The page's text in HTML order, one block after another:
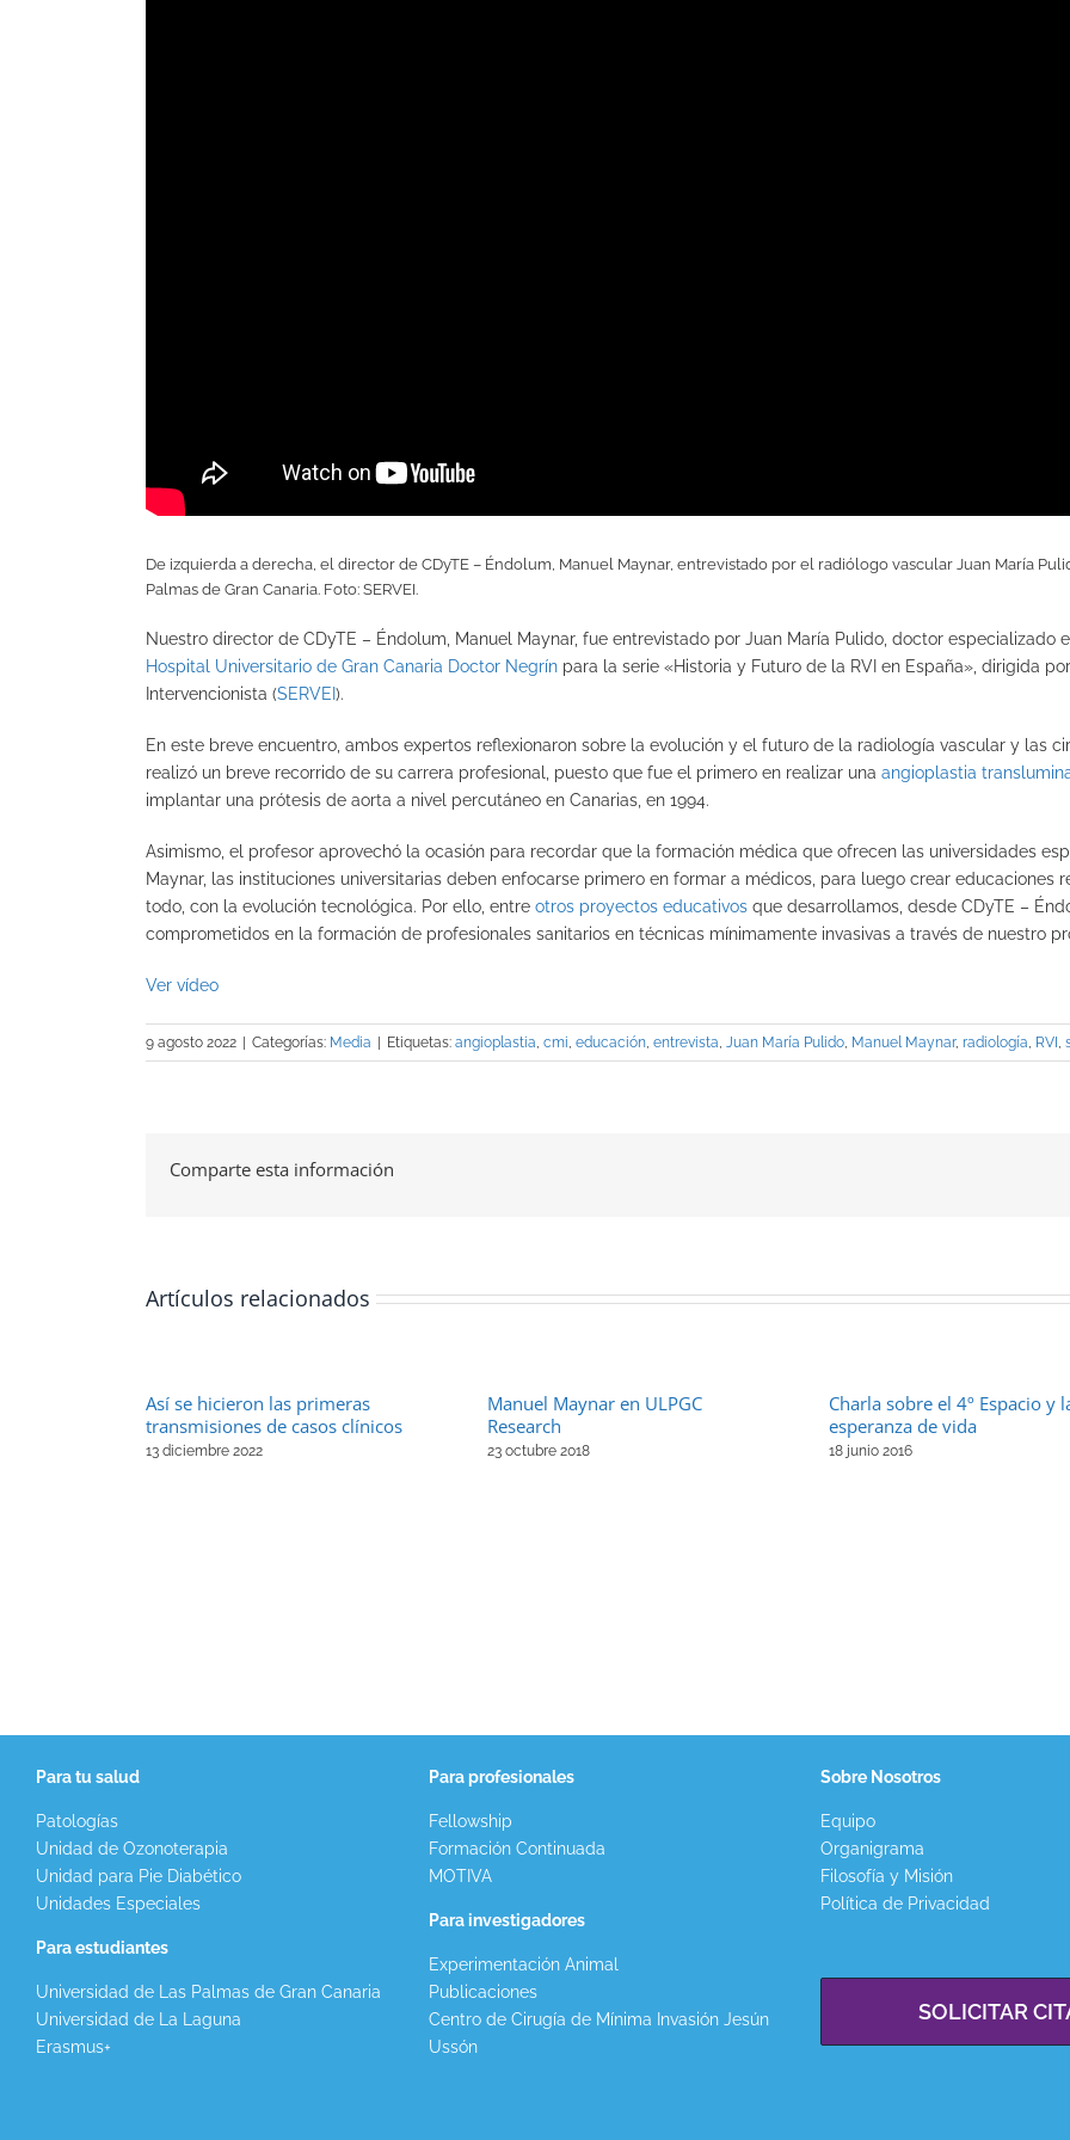
De izquierda a derecha, el director de CDyTE – Éndolum, Manuel Maynar, entrevistado por el radiólogo vascular Juan María
Palmas de Gran Canaria. Foto: SERVEI.
Nuestro director de CDyTE – Éndolum, Manuel Maynar, fue entrevistado por Juan María Pulido, doctor especializado
Hospital Universitario de Gran Canaria Doctor Negrín para la serie «Historia y Futuro de la RVI en España», dirigida
Intervencionista (SERVEI ).
En este breve encuentro, ambos expertos reflexionaron sobre la evolución y el futuro de la radiología vascular y las
realizó un breve recorrido de su carrera profesional, puesto que fue el primero en realizar una angioplastia
implantar una prótesis de aorta a nivel percutáneo en Canarias, en 1994.
Asimismo, el profesor aprovechó la ocasión para recordar que la formación médica que ofrecen las universidades
Maynar, las instituciones universitarias deben enfocarse primero en formar a médicos, para luego crear educaciones
todo, con la evolución tecnológica. Por ello, entre otros proyectos educativos que desarrollamos, desde CDyTE –
comprometidos en la formación de profesionales sanitarios en técnicas mínimamente invasivas a través de nuestro
Ver vídeo
9 agosto 2022 | Categorías: Media | Etiquetas: angioplastia cmi educación entrevista Juan María Pulido Manuel Maynar, radiología RVI
Comparte esta información
Artículos relacionados
Así se hicieron las primeras
transmisiones de casos clínicos
13 diciembre 2022
Manuel Maynar en ULPGC
Research
23 octubre 2018
Charla sobre el 4º Espacio y
esperanza de vida
18 junio 2016
Para tu salud
Patologías
Unidad de Ozonoterapia
Unidad para Pie Diabético
Unidades Especiales
Para estudiantes
Universidad de Las Palmas de Gran Canaria
Universidad de La Laguna
Erasmus+
Para profesionales
Fellowship
Formación Continuada
MOTIVA
Para investigadores
Experimentación Animal
Publicaciones
Centro de Cirugía de Mínima Invasión Jesún
Ussón
Sobre Nosotros
Equipo
Organigrama
Filosofía y Misión
Política de Privacidad
SOLICITAR